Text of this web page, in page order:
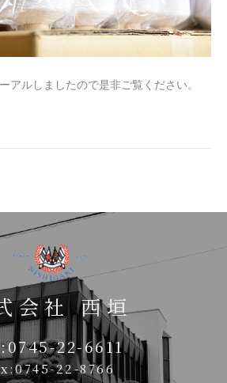
アルしましたので是非ご覧ください。
会社 西垣
22-6611
22-8766